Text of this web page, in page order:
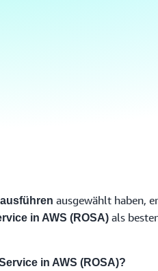
ausgewählt haben,
in AWS (ROSA) als
in AWS (ROSA)?